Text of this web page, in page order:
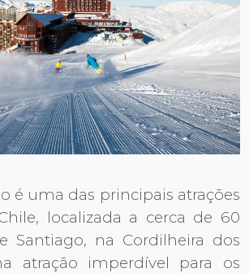
é uma das principais atrações
localizada a cerca de 60
Santiago, na Cordilheira dos
atração imperdível para os